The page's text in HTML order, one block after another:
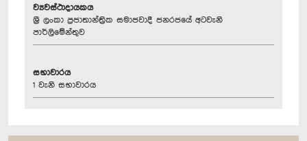
ව්‍යවස්ථාදායකය
ශ්‍රී ලංකා ප්‍රජාතාන්ත්‍රික සමාජවාදී ජනරජයේ අටවැනි
පාර්ලිමේන්තුව
සභාවාරය
1 වැනි සභාවාරය